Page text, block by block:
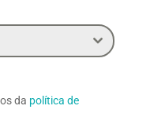
da política de